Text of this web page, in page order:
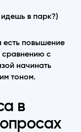
в парк?)
есть повышение
сравнению с
начинать
тоном.
в